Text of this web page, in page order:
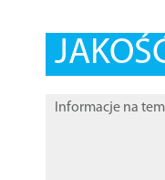
Informacje na